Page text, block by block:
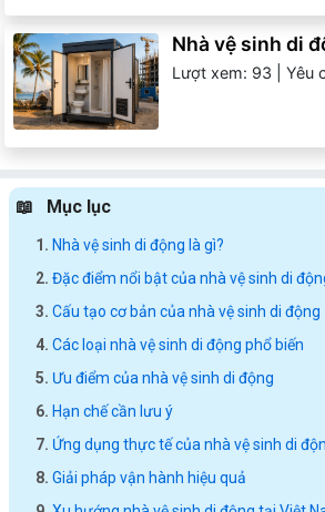
Nhà vệ sinh di
Lượt xem: 93 | Yêu
Mục lục
Nhà vệ sinh di động là gì?
Đặc điểm nổi bật của nhà vệ sinh di
Cấu tạo cơ bản của nhà vệ sinh di động
Các loại nhà vệ sinh di động phổ biến
Ưu điểm của nhà vệ sinh di động
Hạn chế cần lưu ý
Ứng dụng thực tế của nhà vệ sinh di
Giải pháp vận hành hiệu quả